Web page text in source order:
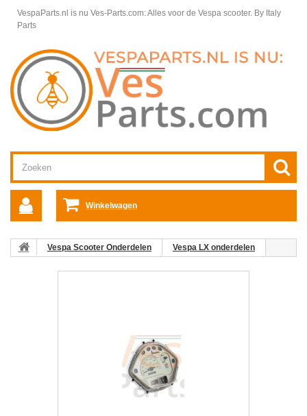
VespaParts.nl is nu Ves-Parts.com: Alles voor de Vespa scooter. By Italy
Parts
Winkelwagen
Vespa Scooter Onderdelen
Vespa LX onderdelen